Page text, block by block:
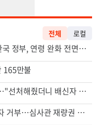
165만불
한인 남성, 처형 상대로 성범죄…"선처해줬더니 배신자 취급"